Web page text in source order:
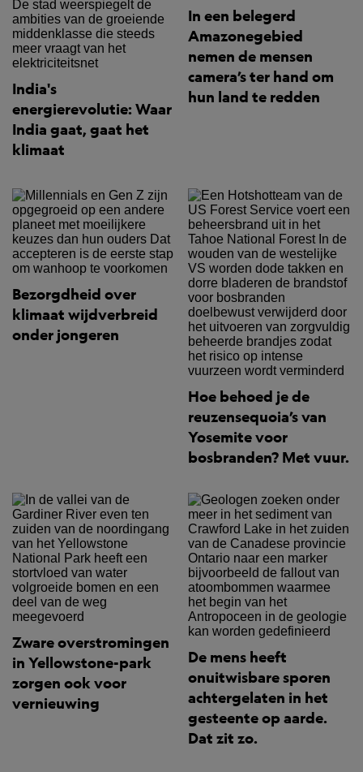
India's
energierevolutie: Waar
India gaat, gaat het
klimaat
In een belegerd
Amazonegebied
nemen de mensen
camera’s ter hand om
hun land te redden
Bezorgdheid over
klimaat wijdverbreid
onder jongeren
Hoe behoed je de
reuzensequoia’s van
Yosemite voor
bosbranden? Met vuur.
Zware overstromingen
in Yellowstone-park
zorgen ook voor
vernieuwing
De mens heeft
onuitwisbare sporen
achtergelaten in het
gesteente op aarde.
Dat zit zo.